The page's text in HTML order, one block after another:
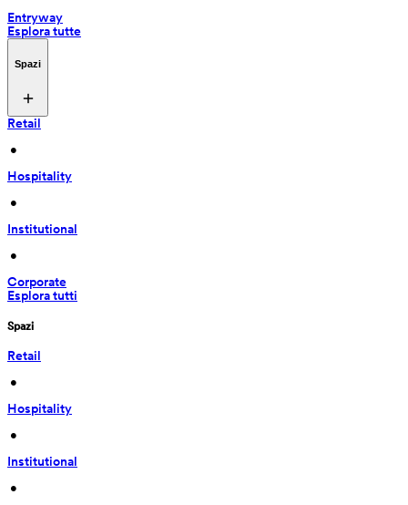
Entryway
Esplora tutte
Spazi
Retail
•
Hospitality
•
Institutional
•
Corporate
Esplora tutti
Spazi
Retail
•
Hospitality
•
Institutional
•